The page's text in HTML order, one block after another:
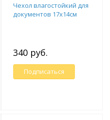
Чехол влагостойкий для
документов 17х14см
340 руб.
Подписаться